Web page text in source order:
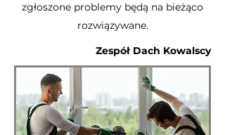
zgłoszone problemy będą na bieżąco
rozwiązywane.
Zespół Dach Kowalscy